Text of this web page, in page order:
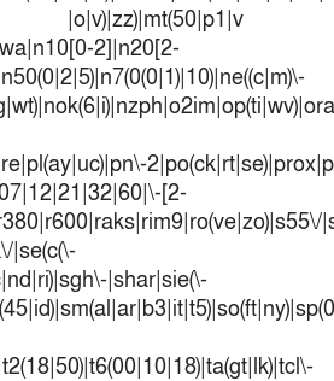
2]|n20[2-
[2-
|se(c(\-
|shar|sie(\-